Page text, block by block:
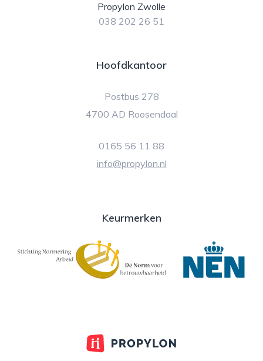
Propylon Zwolle
038 202 26 51
Hoofdkantoor
Postbus 278
4700 AD Roosendaal
0165 56 11 88
info@propylon.nl
Keurmerken